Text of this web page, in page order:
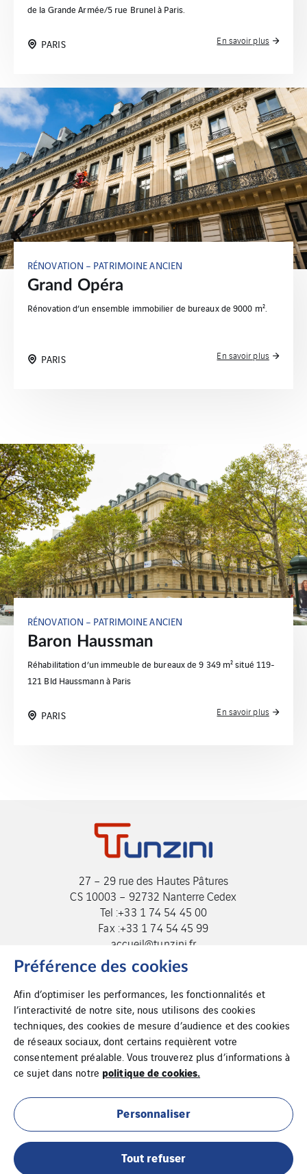
de la Grande Armée/5 rue Brunel à Paris.
PARIS En savoir plus
RÉNOVATION – PATRIMOINE ANCIEN
Grand Opéra
Rénovation d’un ensemble immobilier de bureaux de 9000 m².
PARIS En savoir plus
RÉNOVATION – PATRIMOINE ANCIEN
Baron Haussman
Réhabilitation d’un immeuble de bureaux de 9 349 m² situé 119-
121 Bld Haussmann à Paris
PARIS En savoir plus
27 – 29 rue des Hautes Pâtures
CS 10003 – 92732 Nanterre Cedex
Tel :+33 1 74 54 45 00
Fax :+33 1 74 54 45 99
accueil@tunzini.fr
Cookies
Mentions légales
Préférence des cookies
Afin d’optimiser les performances, les fonctionnalités et
l’interactivité de notre site, nous utilisons des cookies
techniques, des cookies de mesure d’audience et des cookies
de réseaux sociaux, dont certains requièrent votre
consentement préalable. Vous trouverez plus d’informations à
ce sujet dans notre politique de cookies.
Personnaliser
Tout refuser